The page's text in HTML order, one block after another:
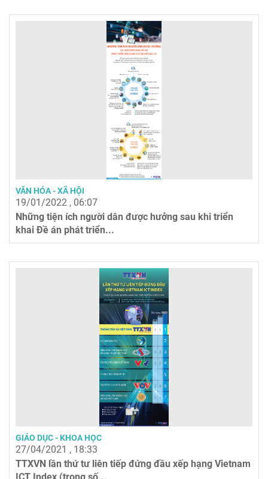
VĂN HÓA - XÃ HỘI
19/01/2022 , 06:07
Những tiện ích người dân được hưởng sau khi triển
khai Đề án phát triển...
GIÁO DỤC - KHOA HỌC
27/04/2021 , 18:33
TTXVN lần thứ tư liên tiếp đứng đầu xếp hạng Vietnam